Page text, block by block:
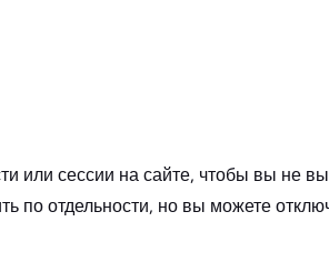
или сессии на сайте, чтобы вы не
по отдельности, но вы можете